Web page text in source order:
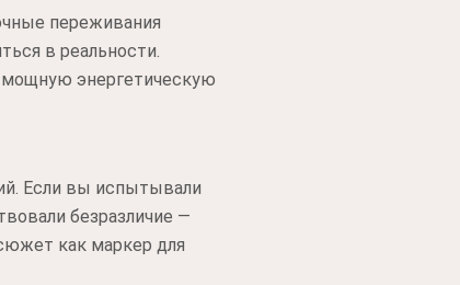
переживания
в реальности.
мощную энергетическую
Если вы испытывали
безразличие —
как маркер для